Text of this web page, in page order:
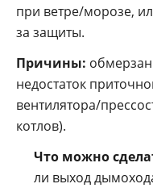
при ветре/морозе,
за защиты.
Причины:
недостаток
вентилятора/
котлов).
Что можно
ли выход